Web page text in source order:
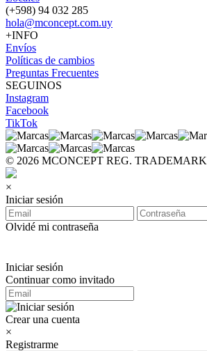
(+598) 94 032 285
hola@mconcept.com.uy
+INFO
Envíos
Políticas de cambios
Preguntas Frecuentes
SEGUINOS
Instagram
Facebook
TikTok
© 2026 MCONCEPT REG. TRADEMARK
×
Iniciar sesión
Olvidé mi contraseña
Iniciar sesión
Continuar como invitado
Crear una cuenta
×
Registrarme